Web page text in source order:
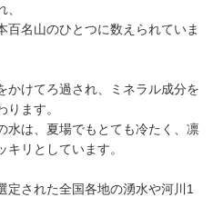
百名山のひとつに数えられていま
かけてろ過され、ミネラル成分を
ます。
水は、夏場でもとても冷たく、凛
リとしています。
定された全国各地の湧水や河川1